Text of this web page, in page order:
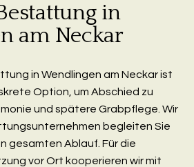
in
am Neckar
in Wendlingen am Neckar ist
Option, um Abschied zu
und spätere Grabpflege. Wir
begleiten Sie
gesamten Ablauf. Für die
vor Ort kooperieren wir mit